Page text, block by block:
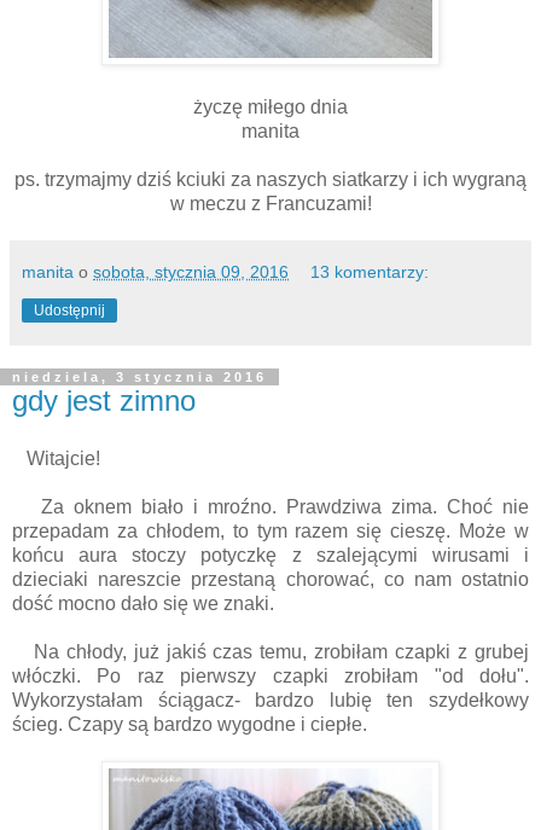
życzę miłego dnia
manita
ps. trzymajmy dziś kciuki za naszych siatkarzy i ich wygraną
w meczu z Francuzami!
manita o sobota, stycznia 09, 2016 13 komentarzy:
Udostępnij
niedziela, 3 stycznia 2016
gdy jest zimno
Witajcie!
Za oknem biało i mroźno. Prawdziwa zima. Choć nie
przepadam za chłodem, to tym razem się cieszę. Może w
końcu aura stoczy potyczkę z szalejącymi wirusami i
dzieciaki nareszcie przestaną chorować, co nam ostatnio
dość mocno dało się we znaki.
Na chłody, już jakiś czas temu, zrobiłam czapki z grubej
włóczki. Po raz pierwszy czapki zrobiłam "od dołu".
Wykorzystałam ściągacz- bardzo lubię ten szydełkowy
ścieg. Czapy są bardzo wygodne i ciepłe.